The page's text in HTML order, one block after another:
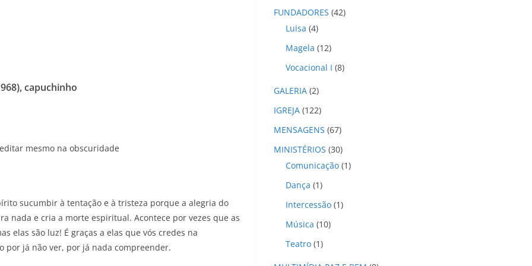
capuchinho
mesmo na obscuridade
sucumbir à tentação e à tristeza porque a alegria do
nada e cria a morte espiritual. Acontece por vezes que as
elas são luz! É graças a elas que vós credes na
por já não ver, por já nada compreender.
o
FUNDADORES (42)
Luisa (4)
Magela (12)
Vocacional I (8)
GALERIA (2)
IGREJA (122)
MENSAGENS (67)
MINISTÉRIOS (30)
Comunicação (1)
Dança (1)
Intercessão (1)
Música (10)
Teatro (1)